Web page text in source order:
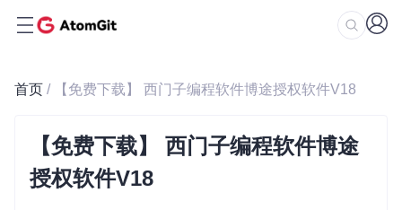
首页 / 【免费下载】 西门子编程软件博途授权软件V18
【免费下载】 西门子编程软件博途
授权软件V18